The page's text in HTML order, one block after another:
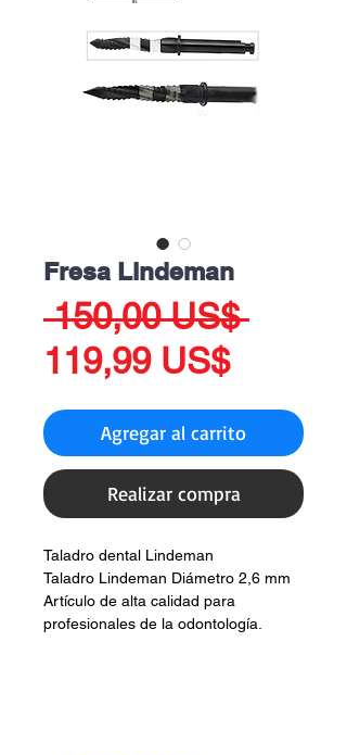
Fresa Lindeman
150,00 US$ Precio
119,99 US$Precio
de
oferta
Agregar al carrito
Realizar compra
Taladro dental Lindeman
Taladro Lindeman Diámetro 2,6 mm
Artículo de alta calidad para
profesionales de la odontología.